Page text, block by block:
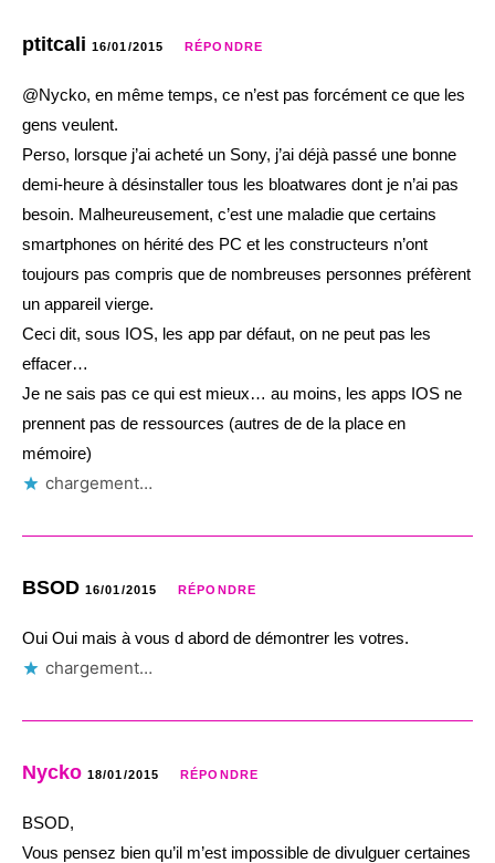
ptitcali 16/01/2015 RÉPONDRE
@Nycko, en même temps, ce n’est pas forcément ce que les
gens veulent.
Perso, lorsque j’ai acheté un Sony, j’ai déjà passé une bonne
demi-heure à désinstaller tous les bloatwares dont je n’ai pas
besoin. Malheureusement, c’est une maladie que certains
smartphones on hérité des PC et les constructeurs n’ont
toujours pas compris que de nombreuses personnes préfèrent
un appareil vierge.
Ceci dit, sous IOS, les app par défaut, on ne peut pas les
effacer…
Je ne sais pas ce qui est mieux… au moins, les apps IOS ne
prennent pas de ressources (autres de de la place en
mémoire)
chargement…
BSOD 16/01/2015 RÉPONDRE
Oui Oui mais à vous d abord de démontrer les votres.
chargement…
Nycko 18/01/2015 RÉPONDRE
BSOD,
Vous pensez bien qu’il m’est impossible de divulguer certaines